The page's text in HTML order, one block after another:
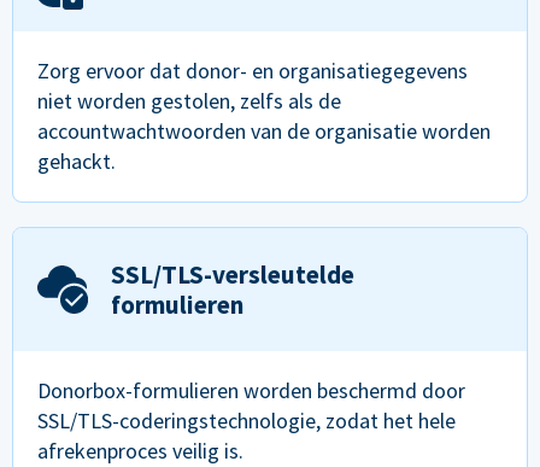
Zorg ervoor dat donor- en organisatiegegevens
niet worden gestolen, zelfs als de
accountwachtwoorden van de organisatie worden
gehackt.
SSL/TLS-versleutelde
formulieren
Donorbox-formulieren worden beschermd door
SSL/TLS-coderingstechnologie, zodat het hele
afrekenproces veilig is.